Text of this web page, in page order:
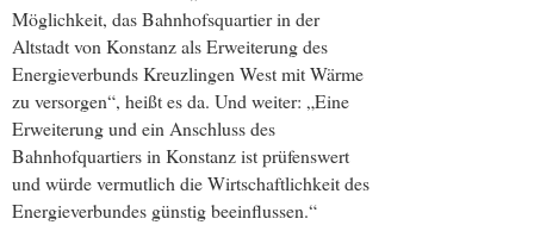
Möglichkeit, das Bahnhofsquartier in der
Altstadt von Konstanz als Erweiterung des
Energieverbunds Kreuzlingen West mit Wärme
zu versorgen“, heißt es da. Und weiter: „Eine
Erweiterung und ein Anschluss des
Bahnhofquartiers in Konstanz ist prüfenswert
und würde vermutlich die Wirtschaftlichkeit des
Energieverbundes günstig beeinflussen.“